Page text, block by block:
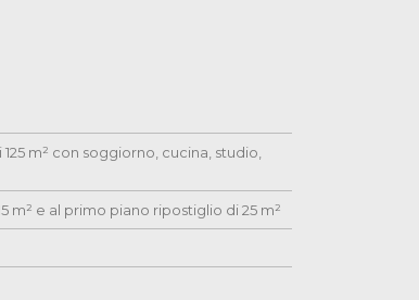
m² con soggiorno, cucina, studio,
m² e al primo piano ripostiglio di 25 m²